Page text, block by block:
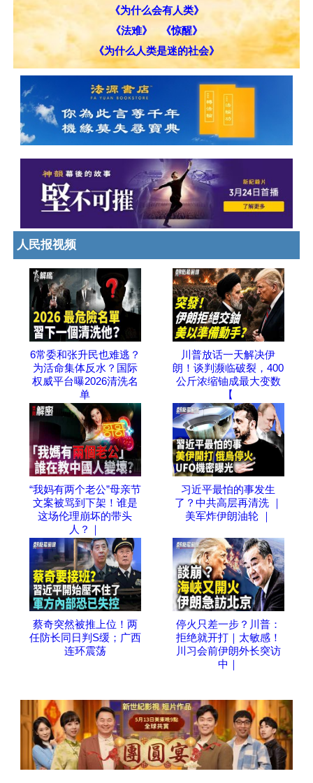
《为什么会有人类》
《法难》
《惊醒》
《为什么人类是迷的社会》
人民报视频
6常委和张升民也难逃？
为活命集体反水？国际
权威平台曝2026清洗名
单
川普放话一天解决伊
朗！谈判濒临破裂，400
公斤浓缩铀成最大变数
【
“我妈有两个老公”母亲节
文案被骂到下架！谁是
这场伦理崩坏的带头
人？｜
习近平最怕的事发生
了？中共高层再清洗 ｜
美军炸伊朗油轮 ｜
蔡奇突然被推上位！两
任防长同日判S缓；广西
连环震荡
停火只差一步？川普：
拒绝就开打｜太敏感！
川习会前伊朗外长突访
中｜